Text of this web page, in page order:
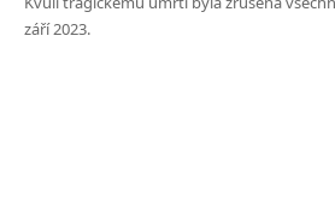
září 2023.